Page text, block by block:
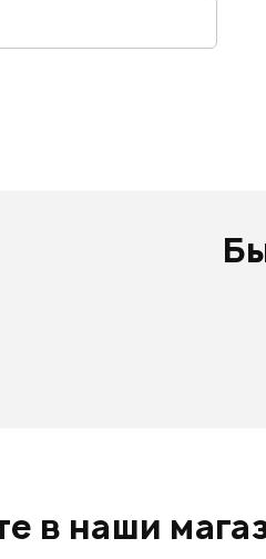
в наши